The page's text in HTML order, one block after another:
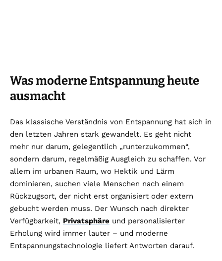
Was moderne Entspannung heute
ausmacht
Das klassische Verständnis von Entspannung hat sich in
den letzten Jahren stark gewandelt. Es geht nicht
mehr nur darum, gelegentlich „runterzukommen“,
sondern darum, regelmäßig Ausgleich zu schaffen. Vor
allem im urbanen Raum, wo Hektik und Lärm
dominieren, suchen viele Menschen nach einem
Rückzugsort, der nicht erst organisiert oder extern
gebucht werden muss. Der Wunsch nach direkter
Verfügbarkeit, Privatsphäre und personalisierter
Erholung wird immer lauter – und moderne
Entspannungstechnologie liefert Antworten darauf.